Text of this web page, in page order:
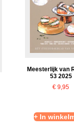
Meesterlijk van
53 2025
€ 9,95
+ In